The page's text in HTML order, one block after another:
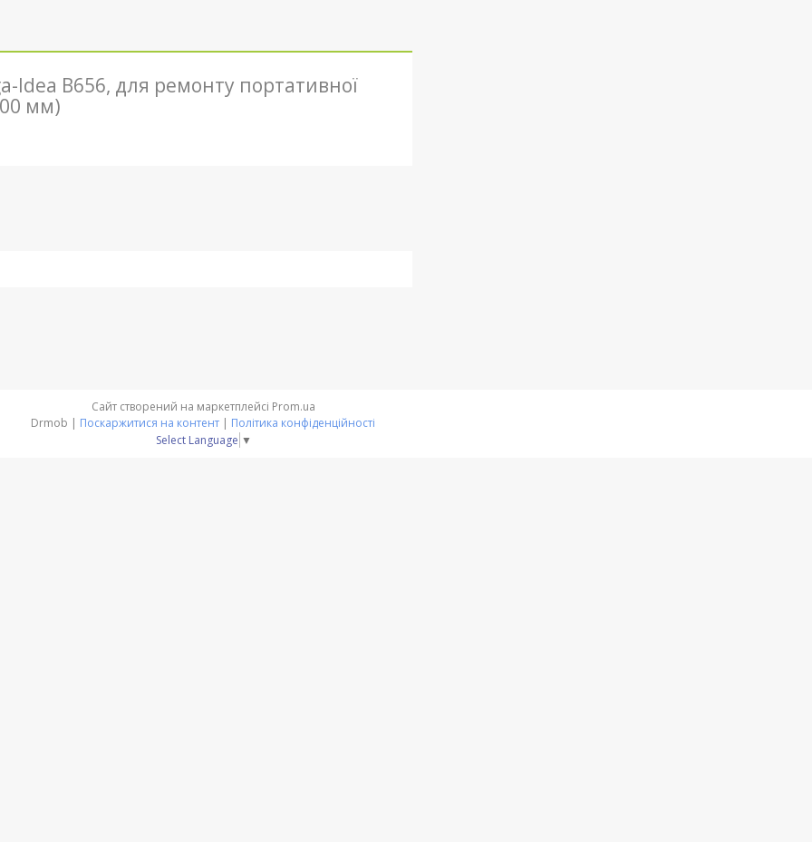
Idea B656, для ремонту портативної
мм)
Сайт створений на маркетплейсі Prom.ua
Поскаржитися на контент
Політика конфіденційності
Select Language ▼